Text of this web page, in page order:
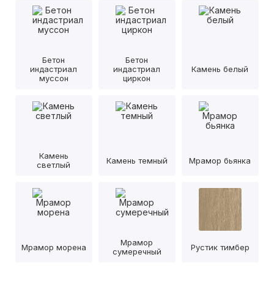
Бетон
индастриал
муссон
Бетон
индастриал
циркон
Камень белый
Камень
светлый
Камень темный Мрамор бьянка
Мрамор морена
Мрамор
сумеречный
Рустик тимбер